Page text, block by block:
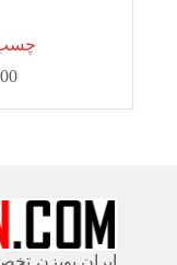
چسب
ایران پویزن